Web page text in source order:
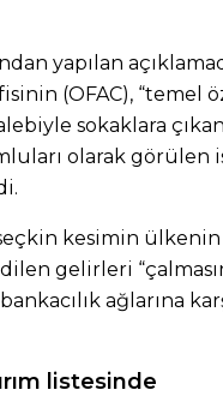
yapılan
(OFAC), “temel
sokaklara
olarak görülen
kesimin ülkenin
gelirleri
ağlarına
listesinde